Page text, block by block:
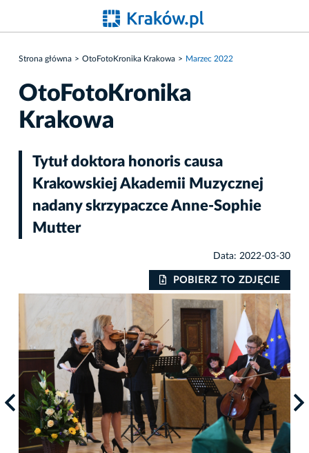
Strona główna OtoFotoKronika Krakowa Marzec 2022
OtoFotoKronika
Krakowa
Tytuł doktora honoris causa
Krakowskiej Akademii Muzycznej
nadany skrzypaczce Anne-Sophie
Mutter
Data: 2022-03-30
POBIERZ TO ZDJĘCIE